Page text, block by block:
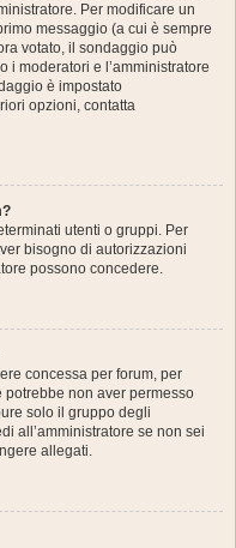
Per modificare un
messaggio (a cui è sempre
votato, il sondaggio può
i moderatori e l’amministratore
è impostato
opzioni, contatta
utenti o gruppi. Per
bisogno di autorizzazioni
possono concedere.
concessa per forum, per
potrebbe non aver permesso
solo il gruppo degli
all’amministratore se non sei
allegati.